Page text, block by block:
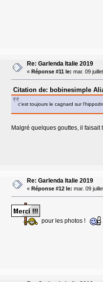
Re: Garlenda Italie 2019
« Réponse #11 le: mar. 09
Citation de: bobinesimple
c'est toujours le cagnard sur
Malgré quelques gouttes, il faisait
Re: Garlenda Italie 2019
« Réponse #12 le: mar. 09
pour les photos !